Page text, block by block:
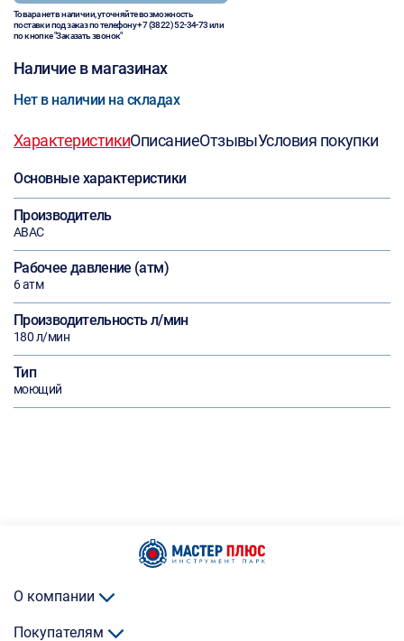
Товара нет в наличии, уточняйте возможность
поставки под заказ по телефону+7 (3822) 52-34-73или
по кнопке "Заказать звонок"
Наличие в магазинах
Нет в наличии на складах
ХарактеристикиОписаниеОтзывыУсловия покупки
Основные характеристики
Производитель
ABAC
Рабочее давление (атм)
6 атм
Производительность л/мин
180 л/мин
Тип
моющий
О компании
Покупателям